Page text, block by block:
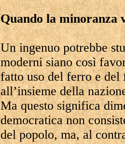
Quando la minoranza
Un ingenuo potrebbe
moderni siano così
fatto uso del ferro e del
all’insieme della
Ma questo significa
democratica non
del popolo, ma, al